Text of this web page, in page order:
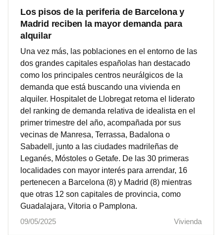
Los pisos de la periferia de Barcelona y
Madrid reciben la mayor demanda para
alquilar
Una vez más, las poblaciones en el entorno de las
dos grandes capitales españolas han destacado
como los principales centros neurálgicos de la
demanda que está buscando una vivienda en
alquiler. Hospitalet de Llobregat retoma el liderato
del ranking de demanda relativa de idealista en el
primer trimestre del año, acompañada por sus
vecinas de Manresa, Terrassa, Badalona o
Sabadell, junto a las ciudades madrileñas de
Leganés, Móstoles o Getafe. De las 30 primeras
localidades con mayor interés para arrendar, 16
pertenecen a Barcelona (8) y Madrid (8) mientras
que otras 12 son capitales de provincia, como
Guadalajara, Vitoria o Pamplona.
09/05/2025
Vivienda